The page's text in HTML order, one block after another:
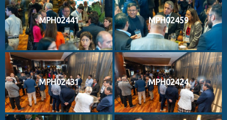
MPH02441 MPH02459
MPH02431 MPH02424